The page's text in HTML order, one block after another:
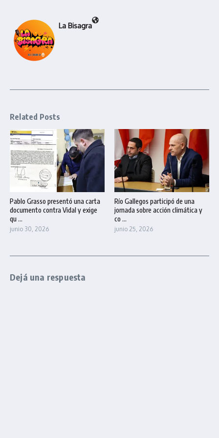
La Bisagra
Related Posts
Pablo Grasso presentó una carta
documento contra Vidal y exige
qu ...
junio 30, 2026
Río Gallegos participó de una
jornada sobre acción climática y
co ...
junio 25, 2026
Dejá una respuesta